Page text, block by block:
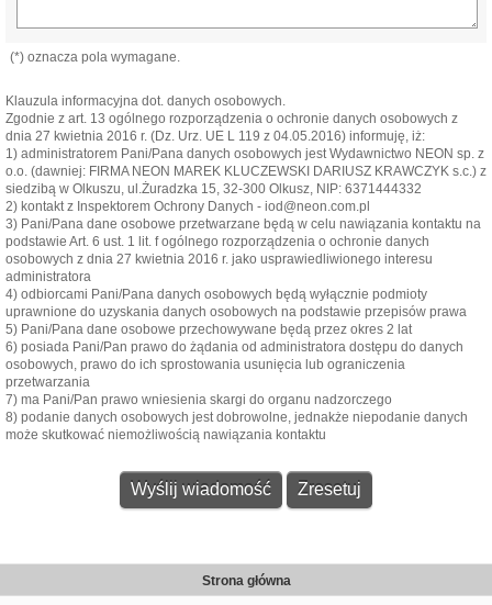
(*) oznacza pola wymagane.
Klauzula informacyjna dot. danych osobowych.
Zgodnie z art. 13 ogólnego rozporządzenia o ochronie danych osobowych z
dnia 27 kwietnia 2016 r. (Dz. Urz. UE L 119 z 04.05.2016) informuję, iż:
1) administratorem Pani/Pana danych osobowych jest Wydawnictwo NEON sp. z
o.o. (dawniej: FIRMA NEON MAREK KLUCZEWSKI DARIUSZ KRAWCZYK s.c.) z
siedzibą w Olkuszu, ul.Żuradzka 15, 32-300 Olkusz, NIP: 6371444332
2) kontakt z Inspektorem Ochrony Danych - iod@neon.com.pl
3) Pani/Pana dane osobowe przetwarzane będą w celu nawiązania kontaktu na
podstawie Art. 6 ust. 1 lit. f ogólnego rozporządzenia o ochronie danych
osobowych z dnia 27 kwietnia 2016 r. jako usprawiedliwionego interesu
administratora
4) odbiorcami Pani/Pana danych osobowych będą wyłącznie podmioty
uprawnione do uzyskania danych osobowych na podstawie przepisów prawa
5) Pani/Pana dane osobowe przechowywane będą przez okres 2 lat
6) posiada Pani/Pan prawo do żądania od administratora dostępu do danych
osobowych, prawo do ich sprostowania usunięcia lub ograniczenia
przetwarzania
7) ma Pani/Pan prawo wniesienia skargi do organu nadzorczego
8) podanie danych osobowych jest dobrowolne, jednakże niepodanie danych
może skutkować niemożliwością nawiązania kontaktu
Strona główna